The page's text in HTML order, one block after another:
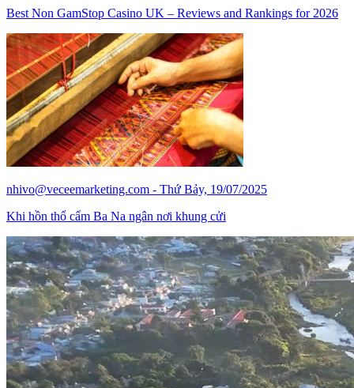
Best Non GamStop Casino UK – Reviews and Rankings for 2026
nhivo@veceemarketing.com - Thứ Bảy, 19/07/2025
Khi hồn thổ cẩm Ba Na ngân nơi khung cửi